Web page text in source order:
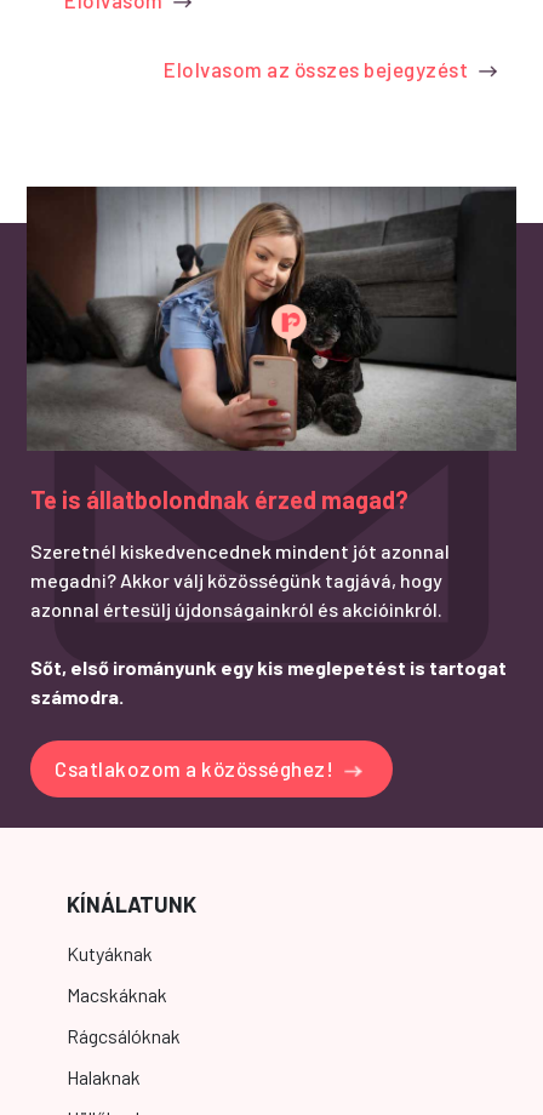
Elolvasom az összes bejegyzést
Te is állatbolondnak érzed magad?
Szeretnél kiskedvencednek mindent jót azonnal
megadni? Akkor válj közösségünk tagjává, hogy
azonnal értesülj újdonságainkról és akcióinkról.
Sőt, első irományunk egy kis meglepetést is tartogat
számodra.
Csatlakozom a közösséghez!
KÍNÁLATUNK
Kutyáknak
Macskáknak
Rágcsálóknak
Halaknak